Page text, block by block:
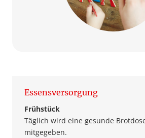
Essensversorgung
Frühstück
Täglich wird eine gesunde
mitgegeben.